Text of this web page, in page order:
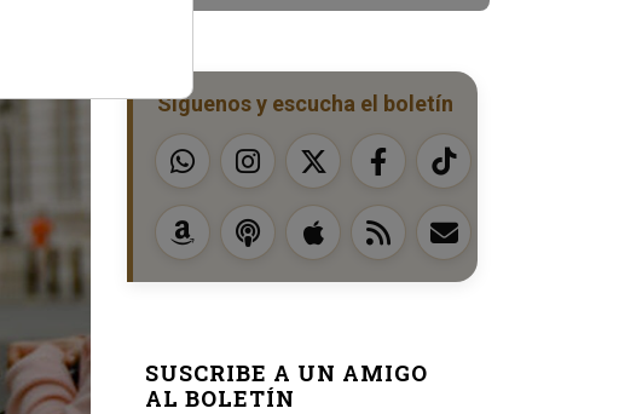
Síguenos y escucha el boletín
SUSCRIBE A UN AMIGO
AL BOLETÍN